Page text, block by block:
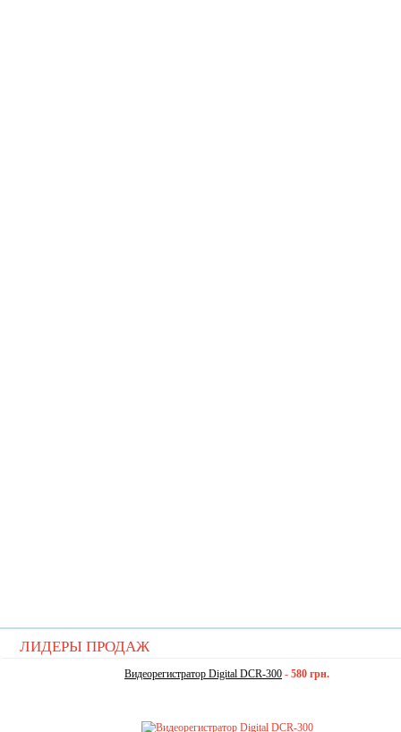
ЛИДЕРЫ ПРОДАЖ
Видеорегистратор Digital DCR-300 - 580 грн.